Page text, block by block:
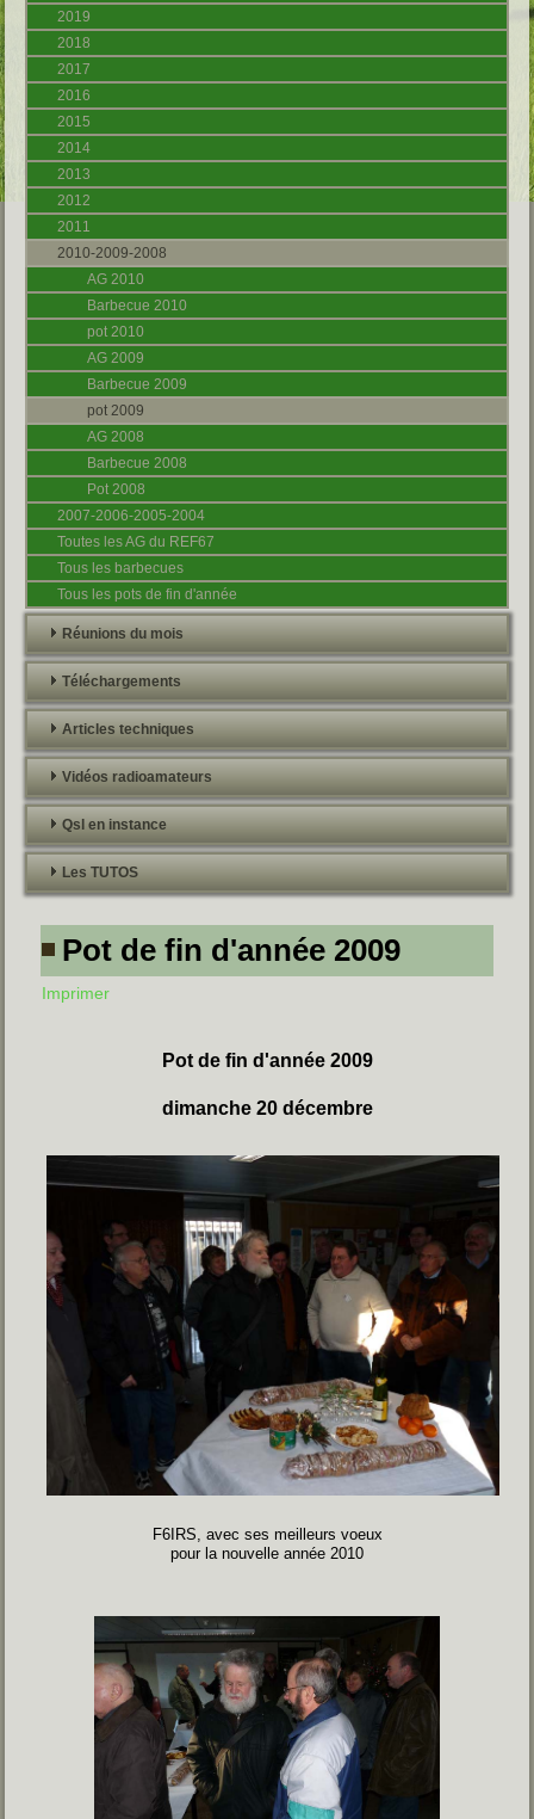
2019
2018
2017
2016
2015
2014
2013
2012
2011
2010-2009-2008
AG 2010
Barbecue 2010
pot 2010
AG 2009
Barbecue 2009
pot 2009
AG 2008
Barbecue 2008
Pot 2008
2007-2006-2005-2004
Toutes les AG du REF67
Tous les barbecues
Tous les pots de fin d'année
Réunions du mois
Téléchargements
Articles techniques
Vidéos radioamateurs
Qsl en instance
Les TUTOS
Pot de fin d'année 2009
Imprimer
Pot de fin d'année 2009
dimanche 20 décembre
F6IRS, avec ses meilleurs voeux
pour la nouvelle année 2010